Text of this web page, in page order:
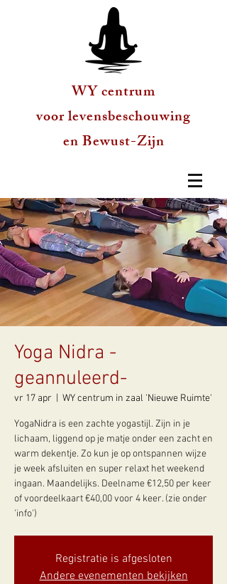
WY centrum
voor levensbeschouwing
en Bewust-Zijn
Yoga Nidra -
geannuleerd-
vr 17 apr WY centrum in zaal 'Nieuwe Ruimte'
YogaNidra is een zachte yogastijl. Zijn in je
lichaam, liggend op je matje onder een zacht en
warm dekentje. Zo kun je op ontspannen wijze
je week afsluiten en super relaxt het weekend
ingaan. Maandelijks. Deelname €12,50 per keer
of voordeelkaart €40,00 voor 4 keer. (zie onder
'info')
Registratie is afgesloten
Andere evenementen bekijken